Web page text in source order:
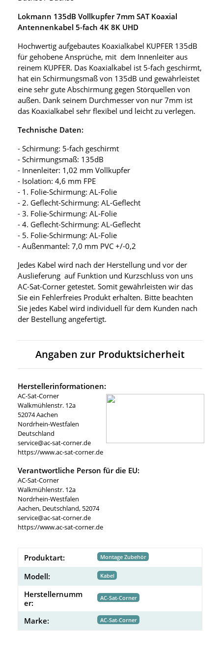
Lokmann 135dB Vollkupfer 7mm SAT Koaxial
Antennenkabel 5-fach 4K 8K UHD
Hochwertig aufgebautes Koaxialkabel KUPFER 135dB
für gehobene Ansprüche, mit dem Innenleiter aus
reinem KUPFER. Das Koaxialkabel ist 5-fach geschirmt,
hat ein Schirmungsmaß von 135dB und gewährleistet
eine sehr gute Abschirmung gegen Störquellen von
außen. Dank seinem Durchmesser von nur 7mm ist
das Koaxialkabel sehr flexibel und leicht zu verlegen.
Technische Daten:
- Schirmung: 5-fach geschirmt
- Schirmungsmaß: 135dB
- Innenleiter: 1,02 mm Vollkupfer
- Isolation: 4,6 mm FPE
- 1. Folie-Schirmung: AL-Folie
- 2. Geflecht-Schirmung: AL-Geflecht
- 3. Folie-Schirmung: AL-Folie
- 4. Geflecht-Schirmung: AL-Geflecht
- 5. Folie-Schirmung: AL-Folie
- Außenmantel: 7,0 mm PVC +/-0,2
Jedes Kabel wird nach der Herstellung und vor der
Auslieferung auf Funktion und Kurzschluss von uns
AC-Sat-Corner getestet. Somit gewährleisten wir das
Sie ein Fehlerfreies Produkt erhalten. Bitte beachten
Sie jedes Kabel wird individuell für dem Kunden nach
der Bestellung angefertigt.
Angaben zur Produktsicherheit
Herstellerinformationen:
AC-Sat-Corner
Walkmühlenstr. 12a
52074 Aachen
Nordrhein-Westfalen
Deutschland
service@ac-sat-corner.de
https://www.ac-sat-corner.de
Verantwortliche Person für die EU:
AC-Sat-Corner
Walkmühlenstr. 12a
Nordrhein-Westfalen
Aachen, Deutschland, 52074
service@ac-sat-corner.de
https://www.ac-sat-corner.de
Produktart: Montage Zubehör
Modell: Kabel
Herstellernumm
er:
AC-Sat-Corner
Marke: AC-Sat-Corner